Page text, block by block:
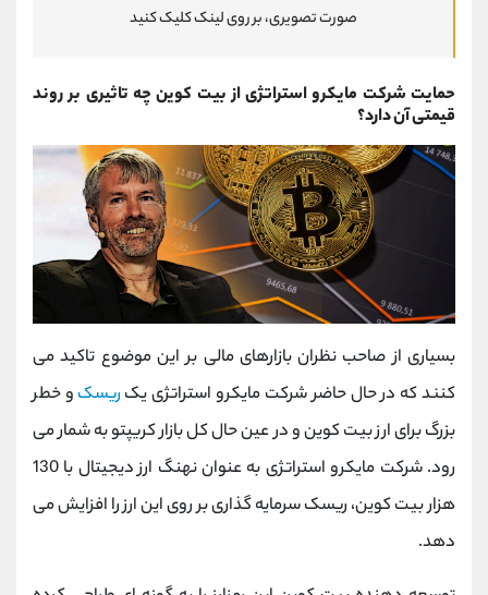
صورت تصویری، بر روی لینک کلیک کنید
حمایت شرکت مایکرو استراتژی از بیت کوین چه تاثیری بر روند
قیمتی آن دارد؟
بسیاری از صاحب نظران بازارهای مالی بر این موضوع تاکید می
کنند که در حال حاضر شرکت مایکرو استراتژی یک ریسک و خطر
بزرگ برای ارز بیت کوین و در عین حال کل بازار کریپتو به شمار می
رود. شرکت مایکرو استراتژی به عنوان نهنگ ارز دیجیتال با 130
هزار بیت کوین، ریسک سرمایه گذاری بر روی این ارز را افزایش می
دهد.